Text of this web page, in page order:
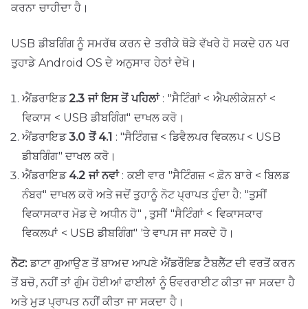
ਕਰਨਾ ਚਾਹੀਦਾ ਹੈ।
USB ਡੀਬਗਿੰਗ ਨੂੰ ਸਮਰੱਥ ਕਰਨ ਦੇ ਤਰੀਕੇ ਥੋੜੇ ਵੱਖਰੇ ਹੋ ਸਕਦੇ ਹਨ ਪਰ
ਤੁਹਾਡੇ Android OS ਦੇ ਅਨੁਸਾਰ ਹੇਠਾਂ ਦੇਖੋ।
ਐਂਡਰਾਇਡ2.3 ਜਾਂ ਇਸ ਤੋਂ ਪਹਿਲਾਂ: "ਸੈਟਿੰਗਾਂ < ਐਪਲੀਕੇਸ਼ਨਾਂ <
ਵਿਕਾਸ < USB ਡੀਬਗਿੰਗ" ਦਾਖਲ ਕਰੋ।
ਐਂਡਰਾਇਡ3.0 ਤੋਂ 4.1 : "ਸੈਟਿੰਗਜ਼ < ਡਿਵੈਲਪਰ ਵਿਕਲਪ < USB
ਡੀਬਗਿੰਗ" ਦਾਖਲ ਕਰੋ।
ਐਂਡਰਾਇਡ 4.2 ਜਾਂ ਨਵਾਂ: ਕਈ ਵਾਰ "ਸੈਟਿੰਗਜ਼ < ਫ਼ੋਨ ਬਾਰੇ < ਬਿਲਡ
ਨੰਬਰ" ਦਾਖਲ ਕਰੋ ਅਤੇ ਜਦੋਂ ਤੁਹਾਨੂੰ ਨੋਟ ਪ੍ਰਾਪਤ ਹੁੰਦਾ ਹੈ: "ਤੁਸੀਂ
ਵਿਕਾਸਕਾਰ ਮੋਡ ਦੇ ਅਧੀਨ ਹੋ" , ਤੁਸੀਂ "ਸੈਟਿੰਗਾਂ < ਵਿਕਾਸਕਾਰ
ਵਿਕਲਪਾਂ < USB ਡੀਬਗਿੰਗ" 'ਤੇ ਵਾਪਸ ਜਾ ਸਕਦੇ ਹੋ।
ਨੋਟ:ਡਾਟਾ ਗੁਆਉਣ ਤੋਂ ਬਾਅਦ ਆਪਣੇ ਐਂਡਰੌਇਡ ਟੈਬਲੈੱਟ ਦੀ ਵਰਤੋਂ ਕਰਨ
ਤੋਂ ਬਚੋ, ਨਹੀਂ ਤਾਂ ਗੁੰਮ ਹੋਈਆਂ ਫਾਈਲਾਂ ਨੂੰ ਓਵਰਰਾਈਟ ਕੀਤਾ ਜਾ ਸਕਦਾ ਹੈ
ਅਤੇ ਮੁੜ ਪ੍ਰਾਪਤ ਨਹੀਂ ਕੀਤਾ ਜਾ ਸਕਦਾ ਹੈ।